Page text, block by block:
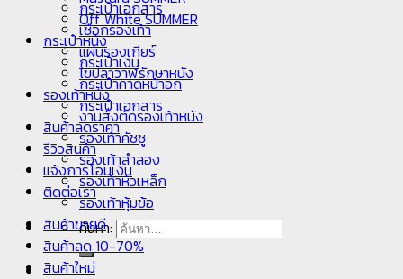
Off White SUMMER
กระเป๋าหนัง
กระเป๋าเงิน
กระเป๋าคาดหน้าอก
กระเป๋าเอกสาร
สินค้าลดราคา
รีวิวสินค้า
แจ้งการโอนเงิน
ติดต่อเรา
ค้นหา:
กระเป๋าเอกสาร
เชือกรองเท้า
แผ่นรองเกียร์
ไขปลาวาฬรักษาหนัง
รองเท้าหนัง
งานสั่งตัดรองเท้าหนัง
รองเท้าคัชชู
รองเท้าลำลอง
รองเท้าหัวเหล็ก
รองเท้าหุ้มข้อ
สินค้าขายดี
สินค้าลด 10-70%
สินค้าใหม่